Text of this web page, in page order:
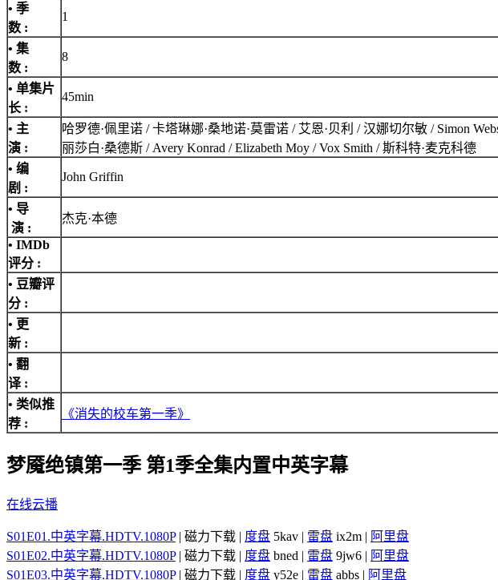
• 季
数 :
1
• 集
数 :
8
• 单集片
长 :
45min
• 主
演 :
哈罗德·佩里诺 / 卡塔琳娜·桑地诺·莫雷诺 / 艾恩·贝利 / 汉娜切尔敏 / Simon
丽莎白·桑德斯 / Avery Konrad / Elizabeth Moy / Vox Smith / 斯科特·麦克科德
• 编
剧 :
John Griffin
• 导
演 :
杰克·本德
• IMDb
评分 :
• 豆瓣评
分 :
• 更
新 :
• 翻
译 :
• 类似推
荐 :
《消失的校车第一季》
梦魇绝镇第一季 第1季全集内置中英字幕
在线云播
S01E01.中英字幕.HDTV.1080P| 磁力下载 | 度盘 5kav | 雷盘 ix2m | 阿里盘
S01E02.中英字幕.HDTV.1080P| 磁力下载 | 度盘 bned | 雷盘 9jw6 | 阿里盘
S01E03.中英字幕.HDTV.1080P| 磁力下载 | 度盘 y52e | 雷盘 abbs | 阿里盘